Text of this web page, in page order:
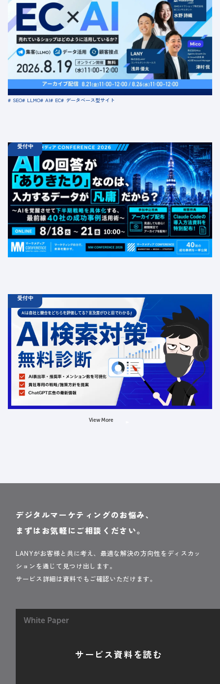
水 11:00 - 12:00
【無料セミナー】EC × AI 売れているショップはどのよう
に活用しているか？ 「集客（LLMO）」「データ活用」
「顧客接点」
定員数：500名
金額：無料
場所：オンライン
SEO LLMO AI EC データベース型サイト
受付中
ウェビナー 08.18 火 10:00 -
08.21 金 16:00
【無料カンファレンス】AIの回答が「ありきたり」なの
は、入力するデータが凡庸だから？ 〜AIを覚醒させて下
半期戦略を具体化する、最前線40社の成功事例活用術〜
定員数：1000名
金額：無料
場所：オンライン
BtoB
受付中
診断
12.31 00:00
ChatGPT広告の最新動向・AI検索対策に関する無料相談
受付中
定員数：500名
金額：無料
場所：オンライン
LLMO 広告
View More
デジタルマーケティングのお悩み、
まずはお気軽にご相談ください。
LANYがお客様と共に考え、最適な解決の方向性をディスカッ
ションを通じて見つけ出します。
サービス詳細は資料でもご確認いただけます。
White Paper
サービス資料を読む